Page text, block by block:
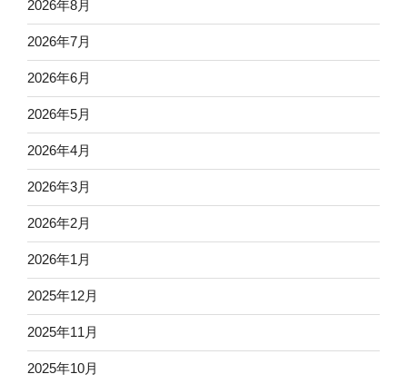
2026年8月
2026年7月
2026年6月
2026年5月
2026年4月
2026年3月
2026年2月
2026年1月
2025年12月
2025年11月
2025年10月